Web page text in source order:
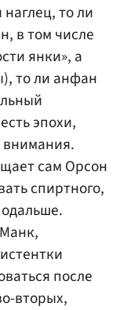
то ли
в том числе
янки», а
то ли анфан
эпохи,
внимания.
сам Орсон
спиртного,
после
вторых,